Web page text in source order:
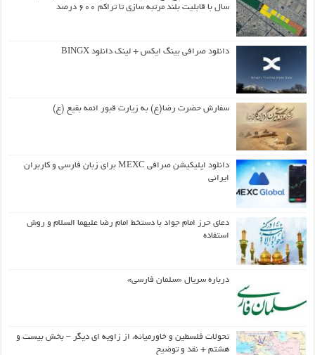
سال با قابلیت بلند مرتبه سازی تا تراکم ۶۰۰ درصد
دانلود صرافی بینگ ایکس + لینک دانلود BINGX
سفارش حضرت رضا(ع) به زیارت قبور ائمه بقیع (ع)
دانلود اپلیکیشن صرافی MEXC برای زبان فارسی و کاربران
ایرانی
دعای حرز امام جواد با دستخط امام رضا علیهما السلام و روش
استفاده
درباره سریال «سلمان فارسی»
تحولات فلسطین و خاورمیانه، از زاویه ای دیگر – بخش بیست و
هشتم + نقد و توضیح